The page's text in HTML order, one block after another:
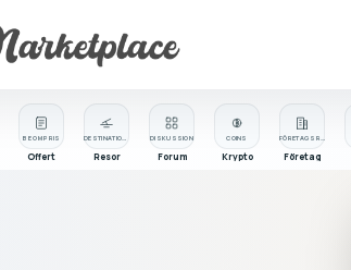
BE OM PRIS
Offert Företag
Resor
COINS
Krypto
DISKUSSION
Forum